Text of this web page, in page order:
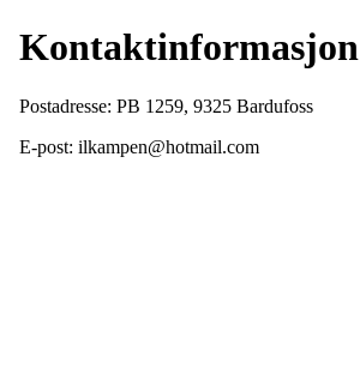
Kontaktinformasjon
Postadresse: PB 1259, 9325 Bardufoss
E-post: ilkampen@hotmail.com